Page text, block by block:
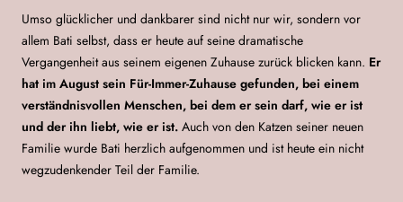
Umso glücklicher und dankbarer sind nicht nur wir, sondern vor
allem Bati selbst, dass er heute auf seine dramatische
Vergangenheit aus seinem eigenen Zuhause zurück blicken kann. Er
hat im August sein Für-Immer-Zuhause gefunden, bei einem
verständnisvollen Menschen, bei dem er sein darf, wie er ist
und der ihn liebt, wie er ist. Auch von den Katzen seiner neuen
Familie wurde Bati herzlich aufgenommen und ist heute ein nicht
wegzudenkender Teil der Familie.